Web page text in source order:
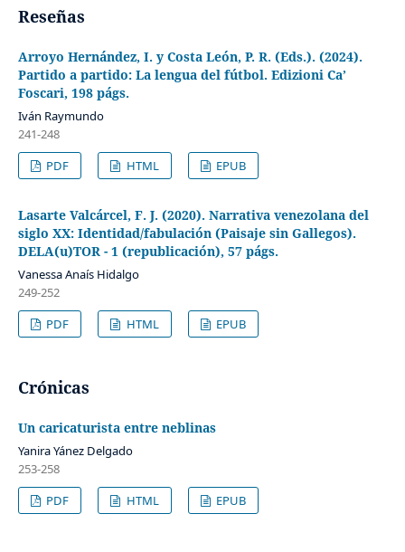
Reseñas
Arroyo Hernández, I. y Costa León, P. R. (Eds.). (2024).
Partido a partido: La lengua del fútbol. Edizioni Ca’
Foscari, 198 págs.
Iván Raymundo
241-248
PDF
HTML EPUB
Lasarte Valcárcel, F. J. (2020). Narrativa venezolana del
siglo XX: Identidad/fabulación (Paisaje sin Gallegos).
DELA(u)TOR - 1 (republicación), 57 págs.
Vanessa Anaís Hidalgo
249-252
PDF
HTML EPUB
Crónicas
Un caricaturista entre neblinas
Yanira Yánez Delgado
253-258
PDF
HTML EPUB